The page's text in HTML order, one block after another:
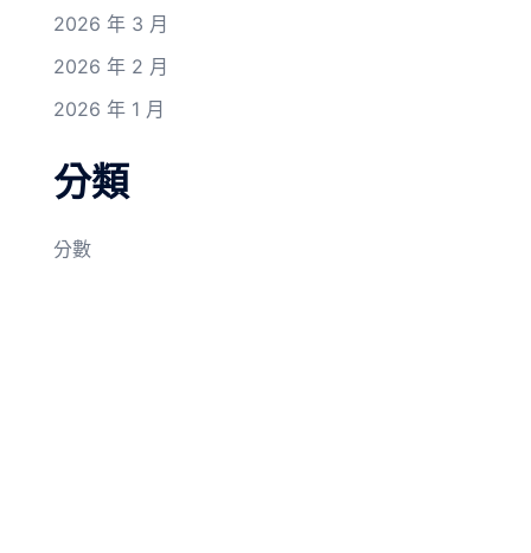
2026 年 3 月
2026 年 2 月
2026 年 1 月
分類
分數